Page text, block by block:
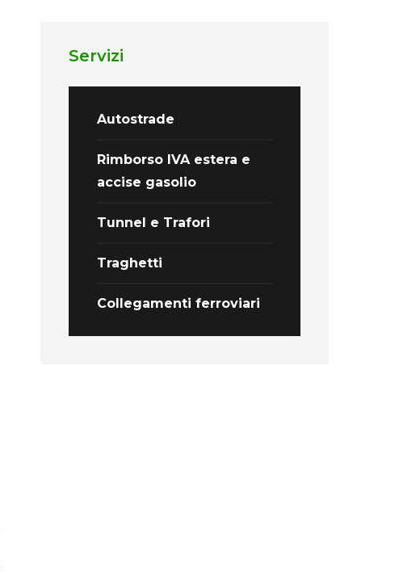
Servizi
Autostrade
Rimborso IVA estera e
accise gasolio
Tunnel e Trafori
Traghetti
Collegamenti ferroviari